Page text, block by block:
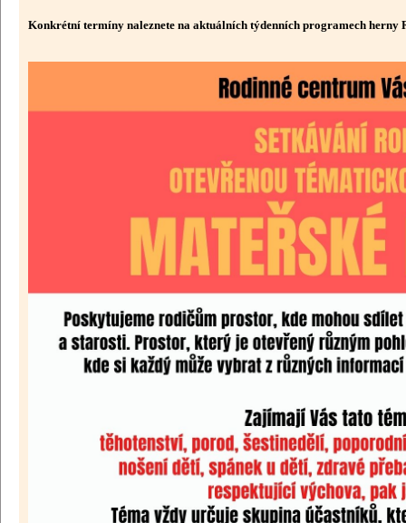
Konkrétní termíny naleznete na aktuálních týdenních programech herny